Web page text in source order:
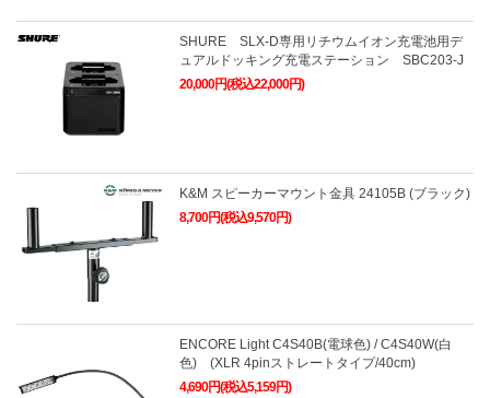
SHURE SLX-D専用リチウムイオン充電池用デ
ュアルドッキング充電ステーション SBC203-J
20,000円(税込22,000円)
K&M スピーカーマウント金具 24105B (ブラック)
8,700円(税込9,570円)
ENCORE Light C4S40B(電球色) / C4S40W(白
色) (XLR 4pinストレートタイプ/40cm)
4,690円(税込5,159円)